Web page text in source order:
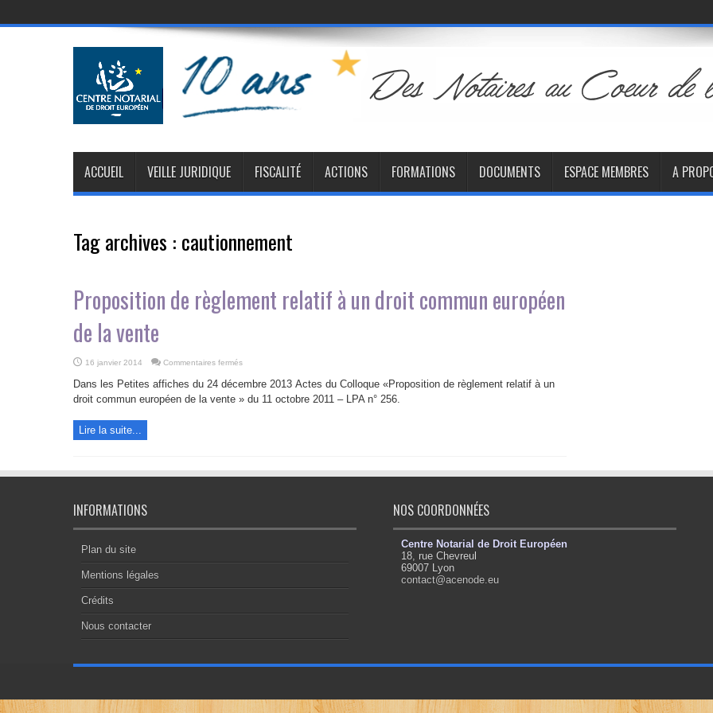
ACCUEIL VEILLE JURIDIQUE FISCALITÉ ACTIONS FORMATIONS DOCUMENTS ESPACE MEMBRES A
Tag archives : cautionnement
Proposition de règlement relatif à un droit commun européen
de la vente
16 janvier 2014 Commentaires fermés
règlement
relatif
Dans les Petites affiches du 24 décembre 2013 Actes du Colloque «Proposition de règlement relatif à un
droit commun européen de la vente » du 11 octobre 2011 – LPA n° 256.
Lire la suite...
INFORMATIONS
Plan du site
Mentions légales
Crédits
Nous contacter
NOS COORDONNÉES
Centre Notarial de Droit Européen
18, rue Chevreul
69007 Lyon
contact@acenode.eu